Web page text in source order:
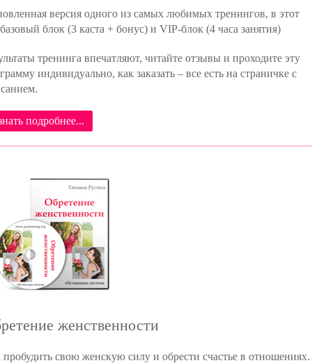
версия одного из самых любимых тренингов, в этот
блок (3 каста + бонус) и VIP-блок (4 часа занятия)
тренинга впечатляют, читайте отзывы и проходите эту
индивидуально, как заказать – все есть на страничке с
подробнее...
женственности
пробудить свою женскую силу и обрести счастье в отношениях.